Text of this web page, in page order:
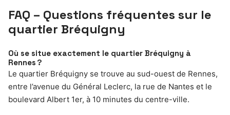
FAQ – Questions fréquentes sur le
quartier Bréquigny
Où se situe exactement le quartier Bréquigny à
Rennes ?
Le quartier Bréquigny se trouve au sud-ouest de Rennes,
entre l’avenue du Général Leclerc, la rue de Nantes et le
boulevard Albert 1er, à 10 minutes du centre-ville.